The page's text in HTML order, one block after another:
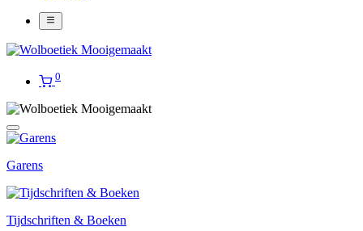
0
Garens
Tijdschriften & Boeken